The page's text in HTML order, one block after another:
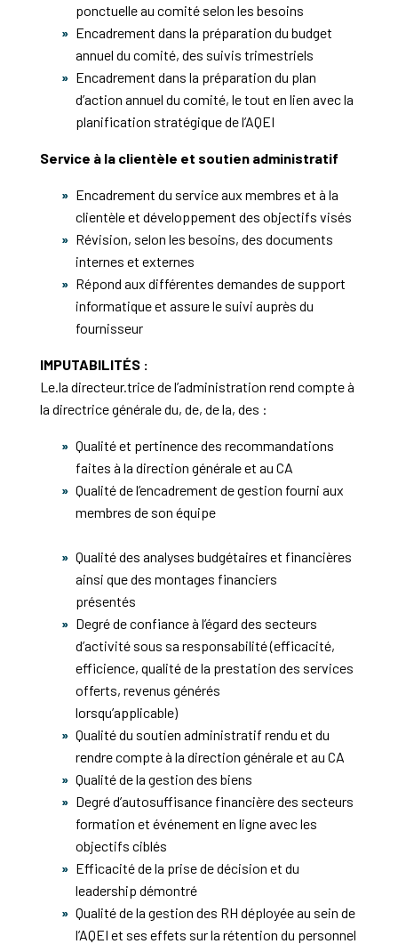
ponctuelle au comité selon les besoins
Encadrement dans la préparation du budget
annuel du comité, des suivis trimestriels
Encadrement dans la préparation du plan
d’action annuel du comité, le tout en lien avec la
planification stratégique de l’AQEI
Service à la clientèle et soutien administratif
Encadrement du service aux membres et à la
clientèle et développement des objectifs visés
Révision, selon les besoins, des documents
internes et externes
Répond aux différentes demandes de support
informatique et assure le suivi auprès du
fournisseur
IMPUTABILITÉS :
Le.la directeur.trice de l’administration rend compte à
la directrice générale du, de, de la, des :
Qualité et pertinence des recommandations
faites à la direction générale et au CA
Qualité de l’encadrement de gestion fourni aux
membres de son équipe
Qualité des analyses budgétaires et financières
ainsi que des montages financiers
présentés
Degré de confiance à l’égard des secteurs
d’activité sous sa responsabilité (efficacité,
efficience, qualité de la prestation des services
offerts, revenus générés
lorsqu’applicable)
Qualité du soutien administratif rendu et du
rendre compte à la direction générale et au CA
Qualité de la gestion des biens
Degré d’autosuffisance financière des secteurs
formation et événement en ligne avec les
objectifs ciblés
Efficacité de la prise de décision et du
leadership démontré
Qualité de la gestion des RH déployée au sein de
l’AQEI et ses effets sur la rétention du personnel